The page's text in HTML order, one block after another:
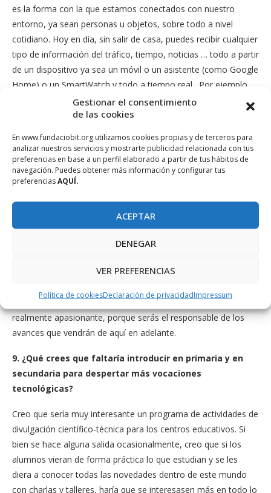
Gestionar el consentimiento
de las cookies
En www.fundaciobit.org utilizamos cookies propias y de terceros para
analizar nuestros servicios y mostrarte publicidad relacionada con tus
preferencias en base a un perfil elaborado a partir de tus hábitos de
navegación. Puedes obtener más información y configurar tus
preferenciasAQUÍ.
ACEPTAR
DENEGAR
VER PREFERENCIAS
Política de cookiesDeclaración de privacidadImpressum
es la forma con la que estamos conectados con nuestro
entorno, ya sean personas u objetos, sobre todo a nivel
cotidiano. Hoy en día, sin salir de casa, puedes recibir cualquier
tipo de información del tráfico, tiempo, noticias … todo a partir
de un dispositivo ya sea un móvil o un asistente (como Google
Home) o un SmartWatch y todo a tiempo real . Por ejemplo,
yo ahora vivo en BCN, sin Google Maps, al cual le especificas
de donde a donde quieres ir, te dice las posibilidades que
retraso, ¡no sabría ir a ningún lado!
8. ¿Cómo y por qué recomendarías a un joven estudiar
una carrera tecnológica?
Creo que si te gustan las ciencias y las matemáticas,
plantearte una carrera tecnológica es ideal. Si tienes curiosidad
en saber cómo funcionan las cosas, si te gustan los
perfecto. Hay una cita muy interesante de Einstein que dice
que aún no existe» es por eso que una carrera técnica es
realmente apasionante, porque serás el responsable de los
avances que vendrán de aquí en adelante.
9. ¿Qué crees que faltaría introducir en primaria y en
secundaria para despertar más vocaciones
tecnológicas?
Creo que sería muy interesante un programa de actividades de
divulgación científico-técnica para los centros educativos. Si
bien se hace alguna salida ocasionalmente, creo que si los
alumnos vieran de forma práctica lo que estudian y se les
diera a conocer todas las novedades dentro de este mundo
con charlas y talleres, haría que se interesasen más en todo lo